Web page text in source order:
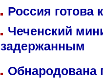
Россия готова
Чеченский
задержанным
Обнародована